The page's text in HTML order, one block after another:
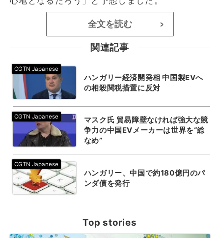
全文を読む >
関連記事
ハンガリー経済開発相 中国製EVへ
の相殺関税措置に反対
マスク氏 貿易障壁なければ強大な競
争力の中国EVメーカーは世界を“総
なめ”
ハンガリー、中国で約180億円のパ
ンダ債を発行
Top stories